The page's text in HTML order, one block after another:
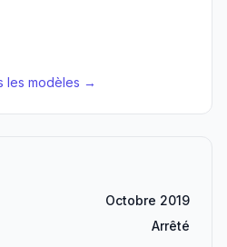
les modèles →
Octobre 2019
Arrêté